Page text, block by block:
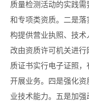
质量检测活动的实践
和专项类资质。二是落
构提供营业执照、技术
改由资质许可机关进
质证书实行电子证照
开展业务。四是强化
业技术能力。五是加